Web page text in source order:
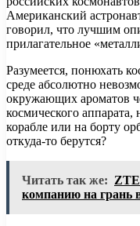
Американский
говорил, что лучшим
прилагательное
Разумеется, понюхать
среде абсолютно
окружающих ароматов
космического
корабле или на борту
откуда-то берутся?
Читать так же:
компанию на